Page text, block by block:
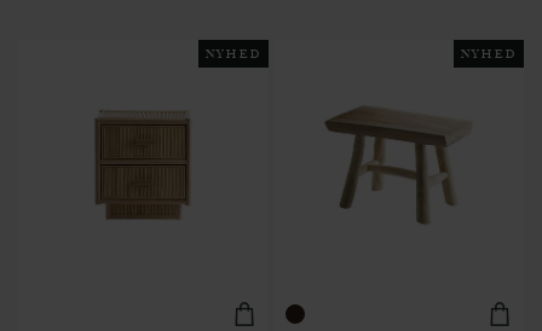
NYHED NYHED